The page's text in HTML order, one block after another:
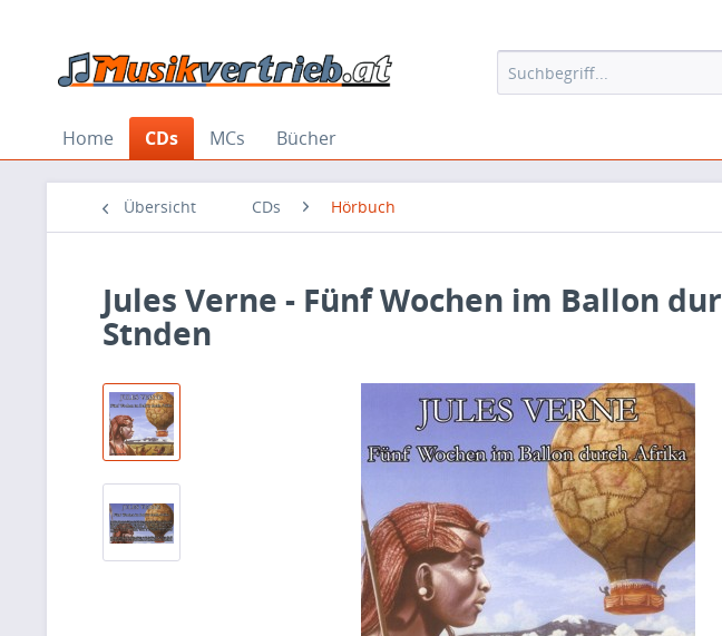
Home CDs MCs Bücher
Übersicht CDs Hörbuch
Jules Verne - Fünf Wochen im Ballon
Stnden